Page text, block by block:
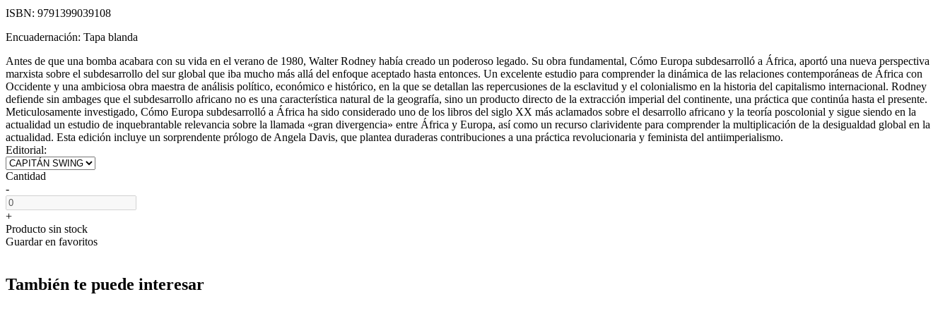
ISBN: 9791399039108
Encuadernación: Tapa blanda
Antes de que una bomba acabara con su vida en el verano de 1980, Walter Rodney había creado un poderoso legado. Su obra fundamental, Cómo Europa subdesarrolló a África, aportó una nueva perspectiva
marxista sobre el subdesarrollo del sur global que iba mucho más allá del enfoque aceptado hasta entonces. Un excelente estudio para comprender la dinámica de las relaciones contemporáneas de África con
Occidente y una ambiciosa obra maestra de análisis político, económico e histórico, en la que se detallan las repercusiones de la esclavitud y el colonialismo en la historia del capitalismo internacional. Rodney
defiende sin ambages que el subdesarrollo africano no es una característica natural de la geografía, sino un producto directo de la extracción imperial del continente, una práctica que continúa hasta el presente.
Meticulosamente investigado, Cómo Europa subdesarrolló a África ha sido considerado uno de los libros del siglo XX más aclamados sobre el desarrollo africano y la teoría poscolonial y sigue siendo en la
actualidad un estudio de inquebrantable relevancia sobre la llamada «gran divergencia» entre África y Europa, así como un recurso clarividente para comprender la multiplicación de la desigualdad global en la
actualidad. Esta edición incluye un sorprendente prólogo de Angela Davis, que plantea duraderas contribuciones a una práctica revolucionaria y feminista del antiimperialismo.
Editorial:
Cantidad
-
+
Producto sin stock
Guardar en favoritos
También te puede interesar